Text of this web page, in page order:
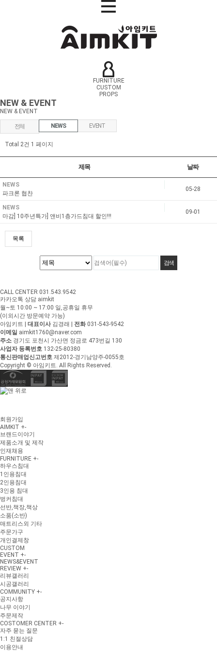
FURNITURE
CUSTOM
PROPS
NEW & EVENT
NEW & EVENT
전체 NEWS EVENT
Total 2건 1 페이지
제목 날짜
NEWS
파크론 협찬
05-28
NEWS
마감] 10주년특가] 앤비1층가드침대 할인!!!
09-01
목록
CALL CENTER 031.543.9542
카카오톡 상담 aimkit
월~토 10:00 ~ 17:00 일,공휴일 휴무
(이외시간 방문예약 가능)
아임키트
대표이사김경래 전화031-543-9542
이메일 aimkit1760@naver.com
주소 경기도 포천시 가산면 정금로 473번길 130
사업자 등록번호 132-25-80380
통신판매업신고번호 제2012-경기남양주-0055호
Copyright © 아임키트. All Rights Reserved.
회원가입
AIMKIT +-
브랜드이야기
제품소개 및 제작
인재채용
FURNITURE +-
하우스침대
1인용침대
2인용침대
3인용 침대
벙커침대
선반,책장,책상
소품(소반)
매트리스외 기타
주문가구
개인결제창
CUSTOM
EVENT +-
NEWS&EVENT
REVIEW +-
리뷰갤러리
시공갤러리
COMMUNITY +-
공지사항
나무 이야기
주문제작
COSTOMER CENTER +-
자주 묻는 질문
1:1 친절상담
이용안내